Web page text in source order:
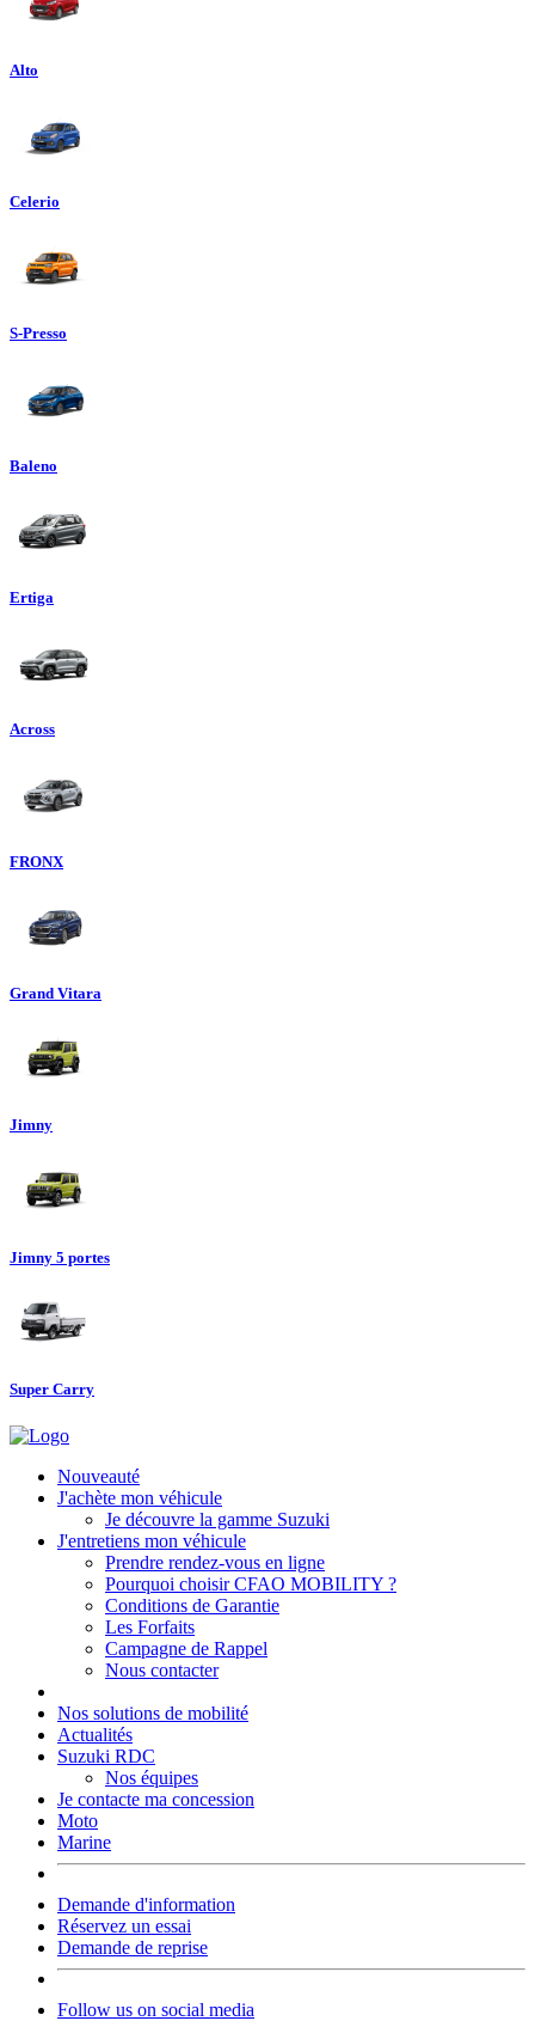
Alto
Celerio
S-Presso
Baleno
Ertiga
Across
FRONX
Grand Vitara
Jimny
Jimny 5 portes
Super Carry
Nouveauté
J'achète mon véhicule
Je découvre la gamme Suzuki
J'entretiens mon véhicule
Prendre rendez-vous en ligne
Pourquoi choisir CFAO MOBILITY ?
Conditions de Garantie
Les Forfaits
Campagne de Rappel
Nous contacter
Nos solutions de mobilité
Actualités
Suzuki RDC
Nos équipes
Je contacte ma concession
Moto
Marine
Demande d'information
Réservez un essai
Demande de reprise
Follow us on social media